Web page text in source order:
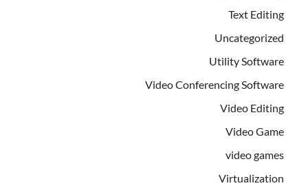
Text Editing
Uncategorized
Utility Software
Video Conferencing Software
Video Editing
Video Game
video games
Virtualization